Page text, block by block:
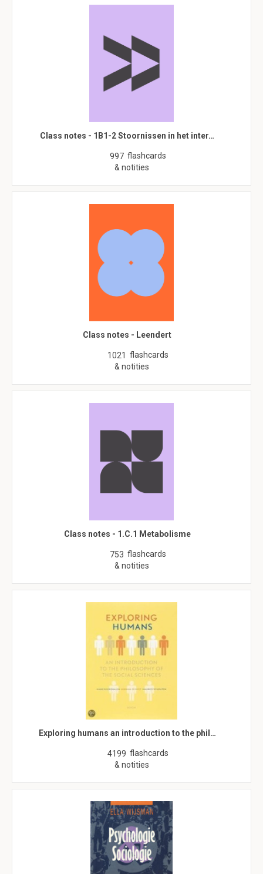
Class notes - 1B1-2 Stoornissen in het inter…
997 flashcards
& notities
Class notes - Leendert
1021 flashcards
& notities
Class notes - 1.C.1 Metabolisme
753 flashcards
& notities
Exploring humans an introduction to the phil…
4199 flashcards
& notities